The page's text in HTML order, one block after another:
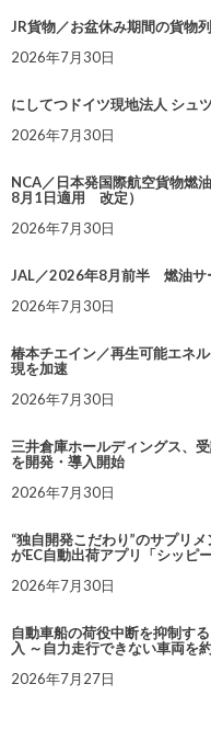
JR貨物／お盆休み期間の貨物
2026年7月30日
にしてつドイツ現地法人 シュ
2026年7月30日
NCA／日本発国際航空貨物燃
8月1日適用 改定）
2026年7月30日
JAL／2026年8月前半 燃油サ
2026年7月30日
椿本チエイン／再生可能エネ
現を加速
2026年7月30日
三井倉庫ホールディングス、
を開発・導入開始
2026年7月30日
“独自開発こだわり”のサプリ
がEC自動出荷アプリ「シッピ
2026年7月30日
自動車船の荷役中断を抑制す
入 ～自力走行できない車両を
2026年7月27日